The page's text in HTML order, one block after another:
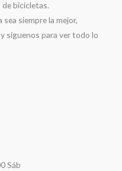
bicicletas.
siempre la mejor,
síguenos para ver todo lo
Sáb